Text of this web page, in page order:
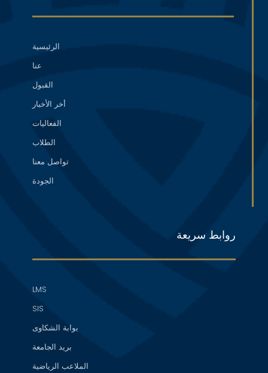
الرئيسية
عنا
القبول
أخر الأخبار
الفعاليات
الطلاب
تواصل معنا
الجودة
روابط سريعة
LMS
SIS
بوابة الشكاوى
بريد الجامعة
الملاعب الرياضية